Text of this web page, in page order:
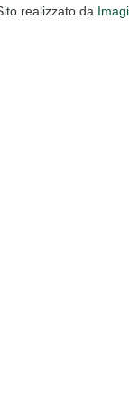
realizzato da